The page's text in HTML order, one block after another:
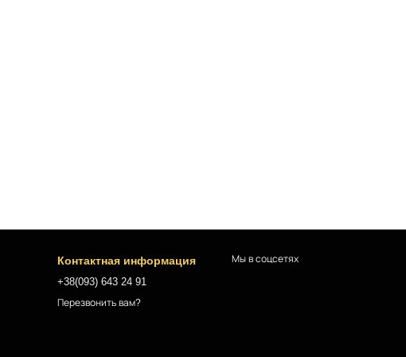
Контактная информация
+38(093) 643 24 91
Перезвонить вам?
Мы в соцсетях